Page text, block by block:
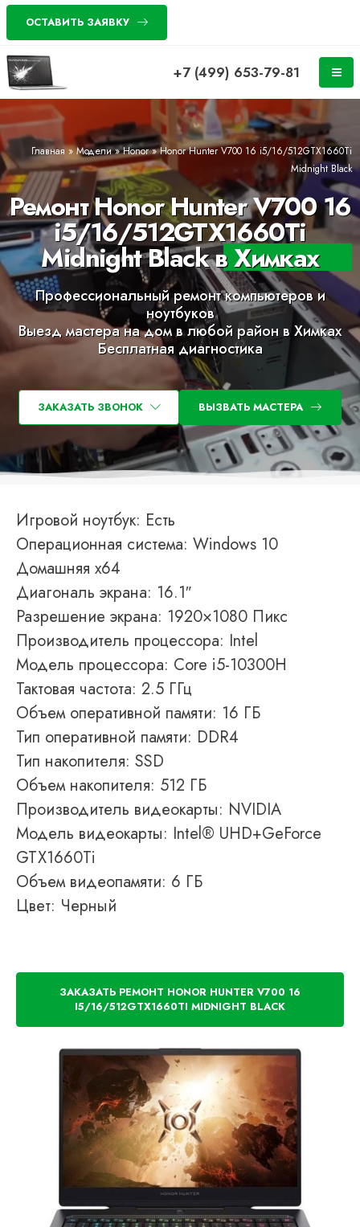
ОСТАВИТЬ ЗАЯВКУ
+7 (499) 653-79-81
Главная»Модели»Honor»Honor Hunter V700 16 i5/16/512GTX1660Ti
Midnight Black
Ремонт Honor Hunter V700 16
i5/16/512GTX1660Ti
Midnight Black в Химках
Профессиональный ремонт компьютеров и
ноутбуков
Выезд мастера на дом в любой район в Химках
Бесплатная диагностика
ЗАКАЗАТЬ ЗВОНОК ВЫЗВАТЬ МАСТЕРА
Игровой ноутбук: Есть
Операционная система: Windows 10
Домашняя x64
Диагональ экрана: 16.1″
Разрешение экрана: 1920×1080 Пикс
Производитель процессора: Intel
Модель процессора: Core i5-10300H
Тактовая частота: 2.5 ГГц
Объем оперативной памяти: 16 ГБ
Тип оперативной памяти: DDR4
Тип накопителя: SSD
Объем накопителя: 512 ГБ
Производитель видеокарты: NVIDIA
Модель видеокарты: Intel® UHD+GeForce
GTX1660Ti
Объем видеопамяти: 6 ГБ
Цвет: Черный
ЗАКАЗАТЬ РЕМОНТ HONOR HUNTER V700 16
I5/16/512GTX1660TI MIDNIGHT BLACK